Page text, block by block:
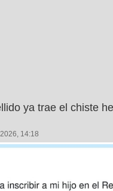
ya trae el chiste
14:18